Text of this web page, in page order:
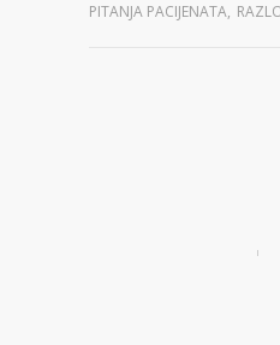
PITANJA PACIJENATA,